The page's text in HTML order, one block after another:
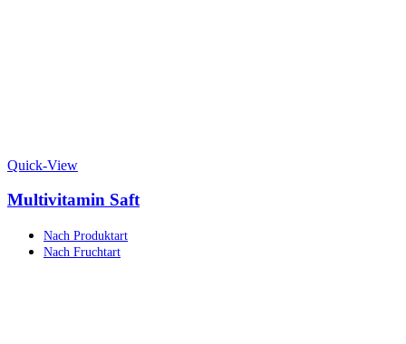
Quick-View
Multivitamin Saft
Nach Produktart
Nach Fruchtart